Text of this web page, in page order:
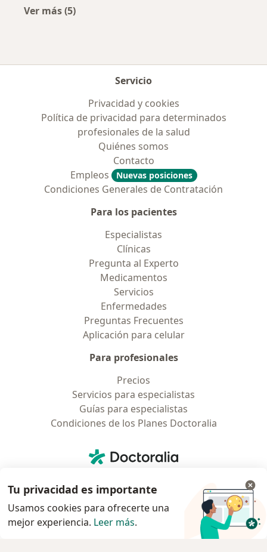
Ver más (5)
Servicio
Privacidad y cookies
Política de privacidad para determinados
profesionales de la salud
Quiénes somos
Contacto
Empleos
Nuevas posiciones
Condiciones Generales de Contratación
Para los pacientes
Especialistas
Clínicas
Pregunta al Experto
Medicamentos
Servicios
Enfermedades
Preguntas Frecuentes
Aplicación para celular
Para profesionales
Precios
Servicios para especialistas
Guías para especialistas
Condiciones de los Planes Doctoralia
Doctoralia - Página de inicio
C/ Josep Pla 2 - Building B2, floor 13
08019 Barcelona, Spain
Tu privacidad es importante
Usamos cookies para ofrecerte una
mejor experiencia. Leer más.